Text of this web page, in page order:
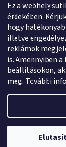
Ez a webhely
érdekében.
hogy
illetve
reklámok
is. Amennyiben
beállításokon,
meg. További
Webshopunk
kizárólag
helti@
https://
helti_kft
Copyright 2026